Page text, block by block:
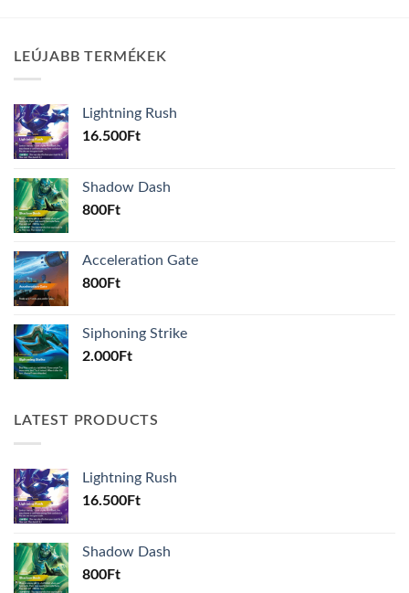
LEÚJABB TERMÉKEK
Lightning Rush
16.500Ft
Shadow Dash
800Ft
Acceleration Gate
800Ft
Siphoning Strike
2.000Ft
LATEST PRODUCTS
Lightning Rush
16.500Ft
Shadow Dash
800Ft